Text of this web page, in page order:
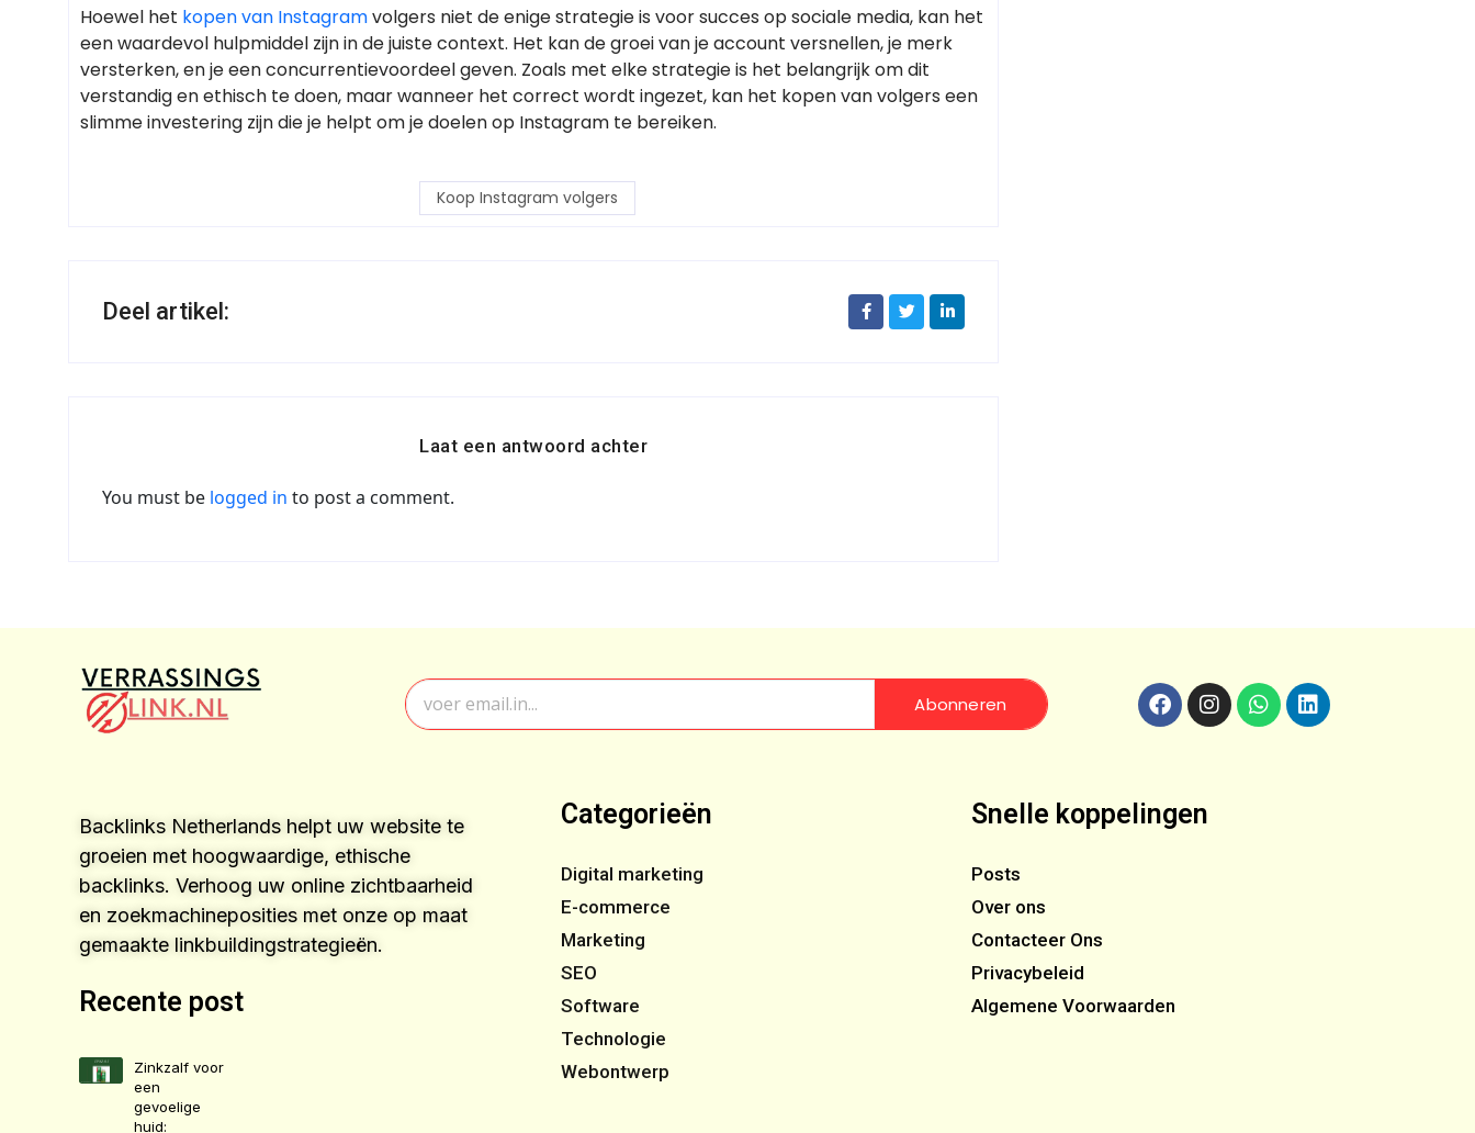
Hoewel het kopen van Instagramvolgers niet de enige strategie is voor succes op sociale media, kan het
een waardevol hulpmiddel zijn in de juiste context. Het kan de groei van je account versnellen, je merk
versterken, en je een concurrentievoordeel geven. Zoals met elke strategie is het belangrijk om dit
verstandig en ethisch te doen, maar wanneer het correct wordt ingezet, kan het kopen van volgers een
slimme investering zijn die je helpt om je doelen op Instagram te bereiken.
Koop Instagram volgers
Deel artikel:
Laat een antwoord achter
You must be logged in to post a comment.
Abonneren
Backlinks Netherlands helpt uw website te
groeien met hoogwaardige, ethische
backlinks. Verhoog uw online zichtbaarheid
en zoekmachineposities met onze op maat
gemaakte linkbuildingstrategieën.
Recente post
Zinkzalf voor
een
gevoelige
huid:
Categorieën
Digital marketing
E-commerce
Marketing
SEO
Software
Technologie
Webontwerp
Snelle koppelingen
Posts
Over ons
Contacteer Ons
Privacybeleid
Algemene Voorwaarden